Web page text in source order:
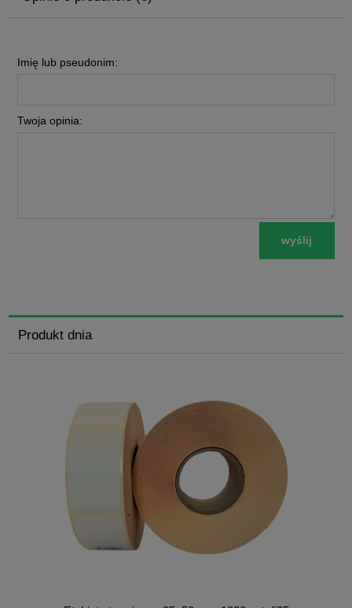
Imię lub pseudonim:
Twoja opinia:
wyślij
Produkt dnia